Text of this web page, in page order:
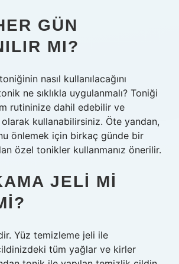
GÜN
MI?
nasıl kullanılacağını
ne sıklıkla uygulanmalı? Toniği
rutininize dahil edebilir ve
kullanabilirsiniz. Öte yandan,
önlemek için birkaç günde bir
özel tonikler kullanmanız önerilir.
JELI MI
Yüz temizleme jeli ile
tüm yağlar ve kirler